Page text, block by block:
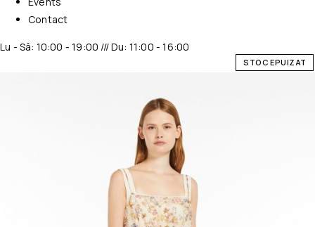
Contact
Lu - Sâ: 10:00 - 19:00 /// Du: 11:00 - 16:00
STOC EPUIZAT